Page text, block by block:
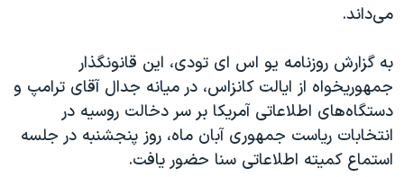
آرشیو پخش زنده
مجموعه مستندهای دادخواهی
دادگاه حمید نوری
چهل سال گروگان‌گیری
قانون شفافیت دارائی کادر رهبری ایران
اعتراضات مردمی آبان ۹۸
می‌داند.
به گزارش روزنامه یو اس ای تودی، این قانونگذار
جمهوریخواه از ایالت کانزاس، در میانه جدال آقای ترامپ و
دستگاه‌های اطلاعاتی آمریکا بر سر دخالت روسیه در
انتخابات ریاست جمهوری آبان ماه، روز پنجشنبه در جلسه
استماع کمیته اطلاعاتی سنا حضور یافت.